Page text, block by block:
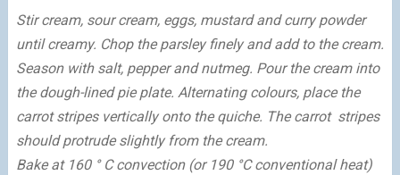
Stir cream, sour cream, eggs, mustard and curry powder
until creamy. Chop the parsley finely and add to the cream.
Season with salt, pepper and nutmeg. Pour the cream into
the dough-lined pie plate. Alternating colours, place the
carrot stripes vertically onto the quiche. The carrot stripes
should protrude slightly from the cream.
Bake at 160 ° C convection (or 190 °C conventional heat)